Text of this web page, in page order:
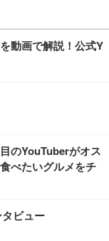
動画で解説！公式Y
のYouTuberがオス
べたいグルメをチ
ビュー